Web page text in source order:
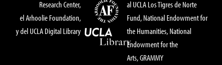
Research Center,
el Arhoolie Foundation,
y del UCLA Digital Library
al UCLA Los Tigres de Norte
Fund, National Endowment for
the Humanities, National
Endowment for the
Arts, GRAMMY